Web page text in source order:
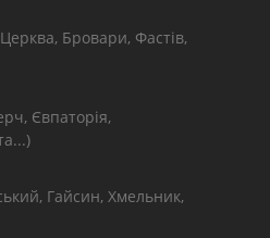
Бровари, Фастів,
Євпаторія,
Гайсин, Хмельник,